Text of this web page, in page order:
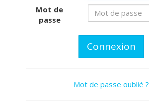
Mot de
passe
Connexion
Mot de passe oublié ?